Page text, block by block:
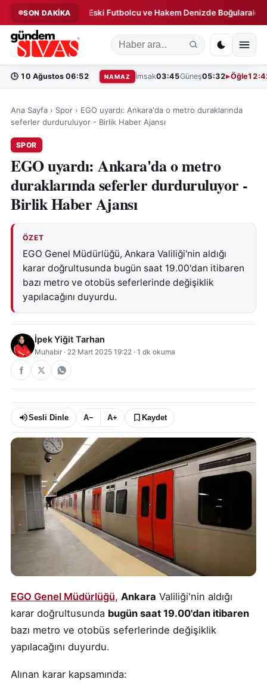
SON DAKİKA
Uyarı! ◆ Eski Futbolcu ve Hakem Denizde Boğularak
🕒 10 Ağustos 06:52 NAMAZ İmsak03:45Güneş05:32 Öğle
Ana Sayfa › Spor › EGO uyardı: Ankara'da o metro duraklarında
seferler durduruluyor - Birlik Haber Ajansı
SPOR
EGO uyardı: Ankara'da o metro
duraklarında seferler durduruluyor -
Birlik Haber Ajansı
ÖZET
EGO Genel Müdürlüğü, Ankara Valiliği'nin aldığı
karar doğrultusunda bugün saat 19.00'dan itibaren
bazı metro ve otobüs seferlerinde değişiklik
yapılacağını duyurdu.
İpek Yiğit Tarhan
Muhabir · 22 Mart 2025 19:22 · 1 dk okuma
Sesli Dinle A− A+ Kaydet
EGO Genel Müdürlüğü, Ankara Valiliği'nin aldığı
karar doğrultusunda bugün saat 19.00'dan itibaren
bazı metro ve otobüs seferlerinde değişiklik
yapılacağını duyurdu.
Alınan karar kapsamında: